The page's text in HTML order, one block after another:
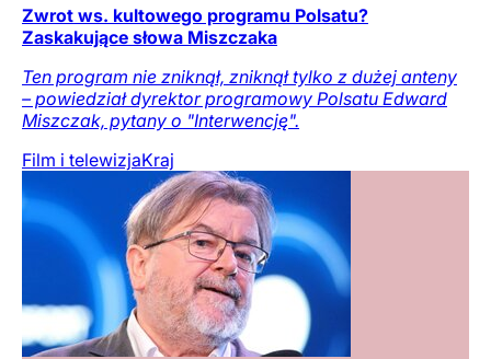
Zwrot ws. kultowego programu Polsatu?
Zaskakujące słowa Miszczaka
Ten program nie zniknął, zniknął tylko z dużej anteny
– powiedział dyrektor programowy Polsatu Edward
Miszczak, pytany o "Interwencję".
Film i telewizjaKraj